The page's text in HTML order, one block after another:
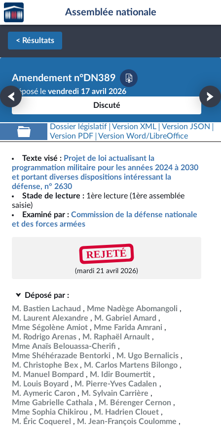
Aller au contenu
Aller en bas de la page
Accèder
à la
page
d'accueil
Assemblée nationale
< Résultats
Amendement n°DN389
Déposé le vendredi 17 avril 2026
Discuté
Dossier législatif Version XML
Version JSON
Version PDF
Version Word/LibreOffice
Texte visé : Projet de loi actualisant la
programmation militaire pour les années 2024 à 2030
et portant diverses dispositions intéressant la
défense, n° 2630
Stade de lecture : 1ère lecture (1ère assemblée
saisie)
Examiné par : Commission de la défense nationale
et des forces armées
REJETÉ
(mardi 21 avril 2026)
Déposé par :
M. Bastien Lachaud
Mme Nadège Abomangoli
M. Laurent Alexandre
M. Gabriel Amard
Mme Ségolène Amiot
Mme Farida Amrani
M. Rodrigo Arenas
M. Raphaël Arnault
Mme Anaïs Belouassa-Cherifi
Mme Shéhérazade Bentorki
M. Ugo Bernalicis
M. Christophe Bex
M. Carlos Martens Bilongo
M. Manuel Bompard
M. Idir Boumertit
M. Louis Boyard
M. Pierre-Yves Cadalen
M. Aymeric Caron
M. Sylvain Carrière
Mme Gabrielle Cathala
M. Bérenger Cernon
Mme Sophia Chikirou
M. Hadrien Clouet
M. Éric Coquerel
M. Jean-François Coulomme